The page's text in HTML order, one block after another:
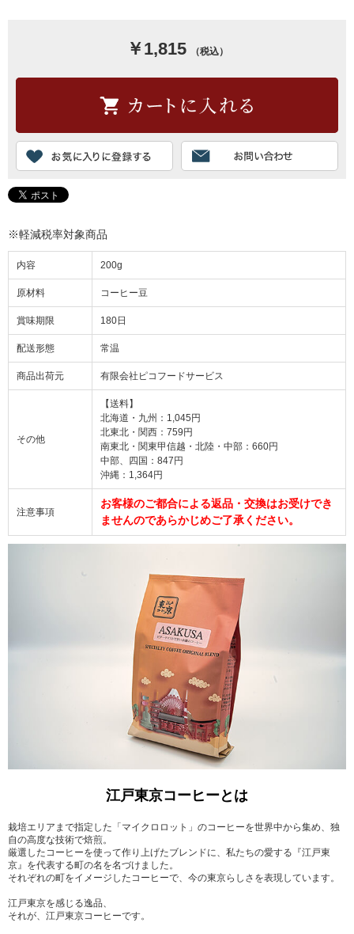
￥1,815 （税込）
※軽減税率対象商品
内容 200g
原材料 コーヒー豆
賞味期限 180日
配送形態 常温
商品出荷元 有限会社ピコフードサービス
その他
【送料】
北海道・九州：1,045円
北東北・関西：759円
南東北・関東甲信越・北陸・中部：660円
中部、四国：847円
沖縄：1,364円
注意事項
お客様のご都合による返品・交換はお受けでき
ませんのであらかじめご了承ください。
江戸東京コーヒーとは
栽培エリアまで指定した「マイクロロット」のコーヒーを世界中から集め、独
自の高度な技術で焙煎。
厳選したコーヒーを使って作り上げたブレンドに、私たちの愛する『江戸東
京』を代表する町の名を名づけました。
それぞれの町をイメージしたコーヒーで、今の東京らしさを表現しています。
江戸東京を感じる逸品、
それが、江戸東京コーヒーです。